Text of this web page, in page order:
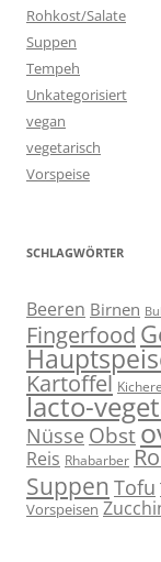
Rohkost/Salate
Suppen
Tempeh
Unkategorisiert
vegan
vegetarisch
Vorspeise
SCHLAGWÖRTER
Beeren Birnen
Fingerfood
Kartoffel
lacto-
Nüsse Obst
Reis Rhabarber
Suppen Tofu
Vorspeisen